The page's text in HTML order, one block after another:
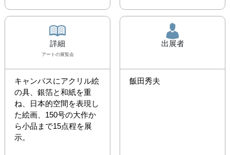
詳細
アート の展覧会
キャンバスにアクリル絵
の具、銀箔と和紙を重
ね、日本的空間を表現し
た絵画、150号の大作か
ら小品まで15点程を展
示。
出展者
飯田秀夫